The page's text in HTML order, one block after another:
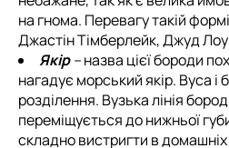
на гнома. Перевагу такій
Джастін Тімберлейк, Джуд
Якір–назва цієї бороди
нагадує морський якір. Вуса і
розділення. Вузька лінія
переміщується до нижньої
складно вистригти в